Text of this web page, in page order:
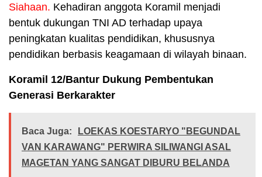
Siahaan. Kehadiran anggota Koramil menjadi
bentuk dukungan TNI AD terhadap upaya
peningkatan kualitas pendidikan, khususnya
pendidikan berbasis keagamaan di wilayah binaan.
Koramil 12/Bantur Dukung Pembentukan
Generasi Berkarakter
Baca Juga:
LOEKAS KOESTARYO "BEGUNDAL
VAN KARAWANG" PERWIRA SILIWANGI ASAL
MAGETAN YANG SANGAT DIBURU BELANDA